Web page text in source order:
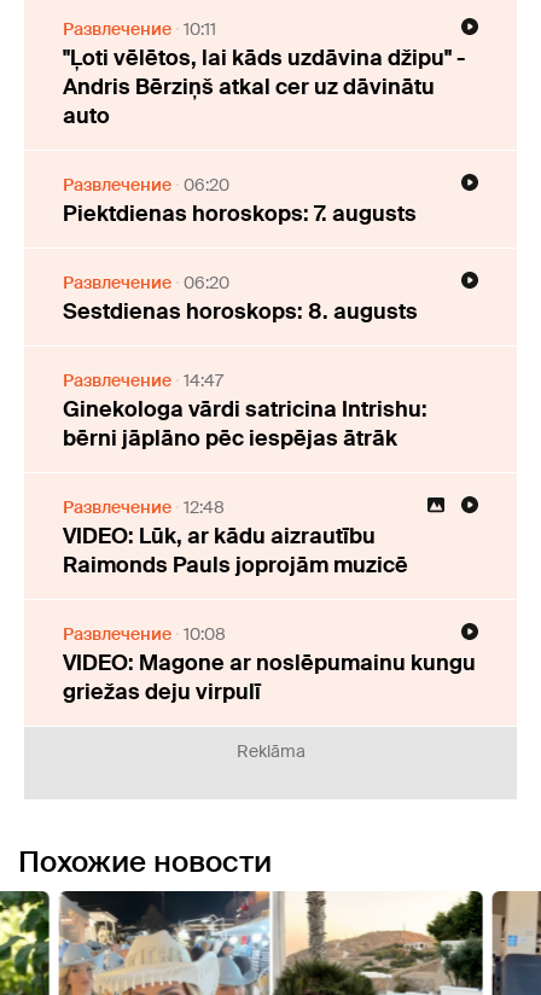
Развлечение 10:11
"Ļoti vēlētos, lai kāds uzdāvina džipu" -
Andris Bērziņš atkal cer uz dāvinātu
auto
Развлечение 06:20
Piektdienas horoskops: 7. augusts
Развлечение 06:20
Sestdienas horoskops: 8. augusts
Развлечение 14:47
Ginekologa vārdi satricina Intrishu:
bērni jāplāno pēc iespējas ātrāk
Развлечение 12:48
VIDEO: Lūk, ar kādu aizrautību
Raimonds Pauls joprojām muzicē
Развлечение 10:08
VIDEO: Magone ar noslēpumainu kungu
griežas deju virpulī
Reklāma
Похожие новости